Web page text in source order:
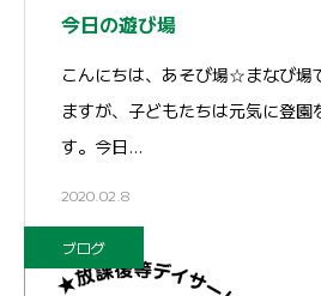
今日の遊び場
こんにちは、あそび場☆まなび場
ますが、子どもたちは元気に登園
す。今日…
2020.02.8
ブログ